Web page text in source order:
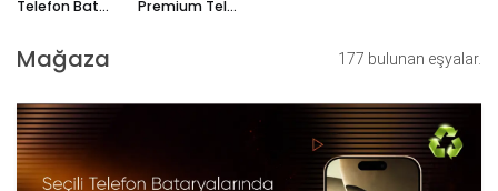
Telefon Bataryası Premium Telefon Bataryası
Mağaza 177 bulunan eşyalar.